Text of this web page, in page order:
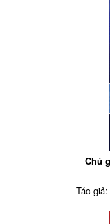
Chú
Tác giả: